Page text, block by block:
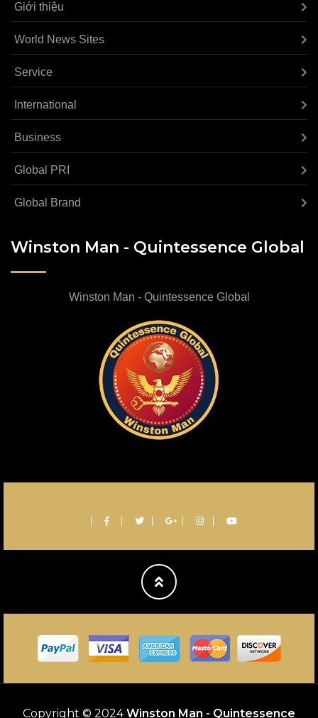
Giới thiệu
World News Sites
Service
International
Business
Global PRI
Global Brand
Winston Man - Quintessence Global
Winston Man - Quintessence Global
return-
to-
Copyright © 2024Winston Man - Quintessence